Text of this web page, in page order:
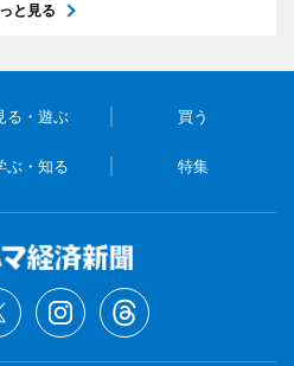
と見る
る・遊ぶ 買う
ぶ・知る 特集